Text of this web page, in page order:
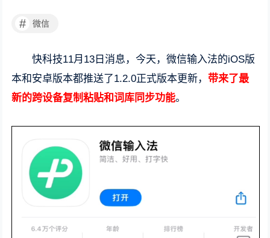
# 微信
快科技11月13日消息，今天，微信输入法的iOS版
本和安卓版本都推送了1.2.0正式版本更新，带来了最
新的跨设备复制粘贴和词库同步功能。